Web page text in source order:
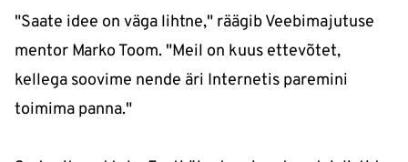
"Saate idee on väga lihtne," räägib Veebimajutuse
mentor Marko Toom. "Meil on kuus ettevõtet,
kellega soovime nende äri Internetis paremini
toimima panna."